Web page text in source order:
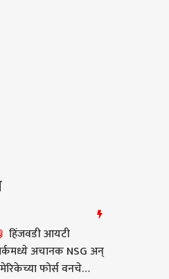
हिंजवडी आयटी
अचानक NSG अन्
फोर्स वनचे